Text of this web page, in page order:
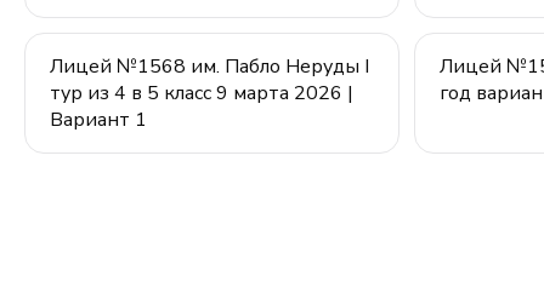
Лицей №1568 им. Пабло Неруды I
тур из 4 в 5 класс 9 марта 2026 |
Вариант 1
Лицей
год